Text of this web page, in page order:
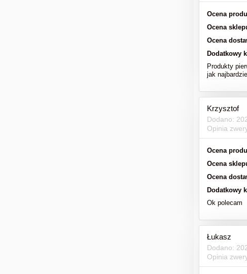
Ocena
Ocena
Ocena
Dodatkowy
Produkty
jak
Krzysztof
Dodano:
Opinia
Ocena
Ocena
Ocena
Dodatkowy
Ok polecam
Łukasz
Dodano:
Opinia